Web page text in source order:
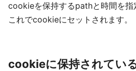
cookieを保持するpathと時間を指
これでcookieにセットされます。
cookieに保持されてい